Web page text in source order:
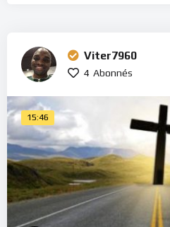
Viter7960
4 Abonnés
15:46